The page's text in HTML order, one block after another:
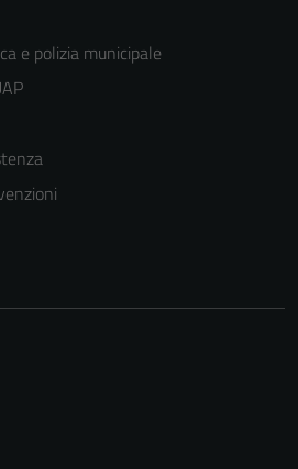
e polizia municipale